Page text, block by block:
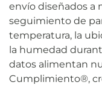
envío diseñados a
seguimiento de
temperatura, la
la humedad
datos alimentan
Cumplimiento®,